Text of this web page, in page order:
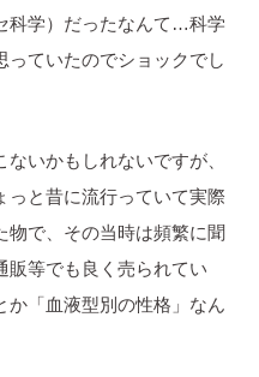
科学）だったなんて…科学
っていたのでショックでし
いかもしれないですが、
っと昔に流行っていて実際
物で、その当時は頻繁に聞
販等でも良く売られてい
か「血液型別の性格」なん